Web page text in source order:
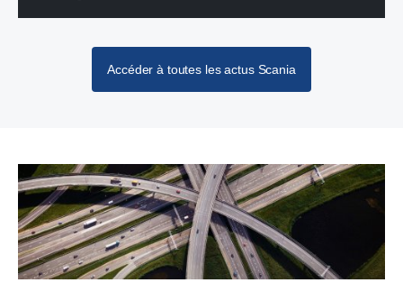
Accéder à toutes les actus Scania